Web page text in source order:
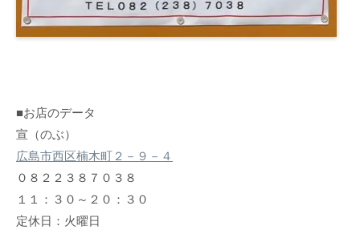
■お店のデータ
宣（のぶ）
広島市西区楠木町２－９－４
０８２２３８７０３８
１１：３０～２０：３０
定休日：火曜日